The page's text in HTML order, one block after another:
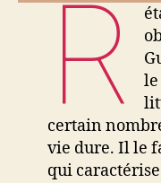
R
le
certain
vie dure. Il le
qui